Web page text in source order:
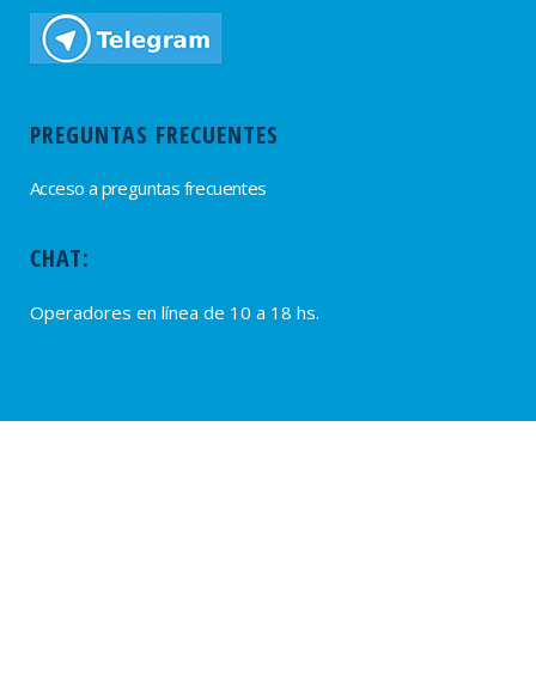
PREGUNTAS FRECUENTES
Acceso a preguntas frecuentes
CHAT:
Operadores en línea de 10 a 18 hs.
PROVEEDORES